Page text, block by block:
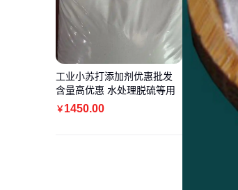
工业小苏打添加剂优惠批发
含量高优惠 水处理脱硫等用
￥1450.00